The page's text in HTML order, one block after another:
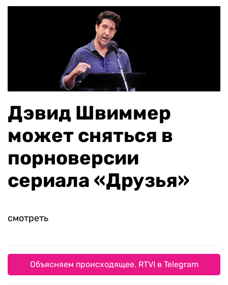
Дэвид Швиммер
может сняться в
порноверсии
сериала «Друзья»
смотреть
Объясняем происходящее. RTVI в Telegram